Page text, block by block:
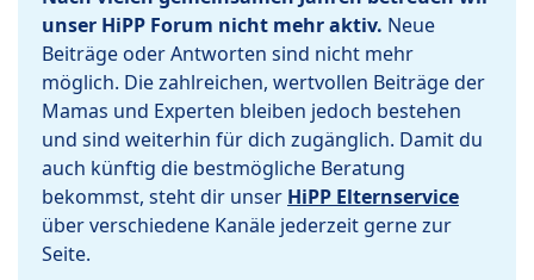
unser HiPP Forum nicht mehr aktiv. Neue
Beiträge oder Antworten sind nicht mehr
möglich. Die zahlreichen, wertvollen Beiträge der
Mamas und Experten bleiben jedoch bestehen
und sind weiterhin für dich zugänglich. Damit du
auch künftig die bestmögliche Beratung
bekommst, steht dir unser HiPP Elternservice
über verschiedene Kanäle jederzeit gerne zur
Seite.